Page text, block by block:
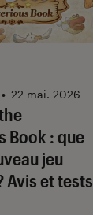
Book : que
jeu
Avis et tests
• 22 mai. 2026